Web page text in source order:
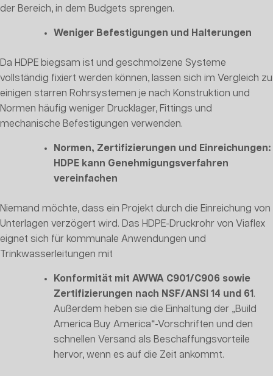
der Bereich, in dem Budgets sprengen.
Weniger Befestigungen und Halterungen
Da HDPE biegsam ist und geschmolzene Systeme
vollständig fixiert werden können, lassen sich im Vergleich zu
einigen starren Rohrsystemen je nach Konstruktion und
Normen häufig weniger Drucklager, Fittings und
mechanische Befestigungen verwenden.
Normen, Zertifizierungen und Einreichungen:
HDPE kann Genehmigungsverfahren
vereinfachen
Niemand möchte, dass ein Projekt durch die Einreichung von
Unterlagen verzögert wird. Das HDPE-Druckrohr von Viaflex
eignet sich für kommunale Anwendungen und
Trinkwasserleitungen mit
Konformität mit AWWA C901/C906 sowie
Zertifizierungen nach NSF/ANSI 14 und 61 .
Außerdem heben sie die Einhaltung der „Build
America Buy America“-Vorschriften und den
schnellen Versand als Beschaffungsvorteile
hervor, wenn es auf die Zeit ankommt.